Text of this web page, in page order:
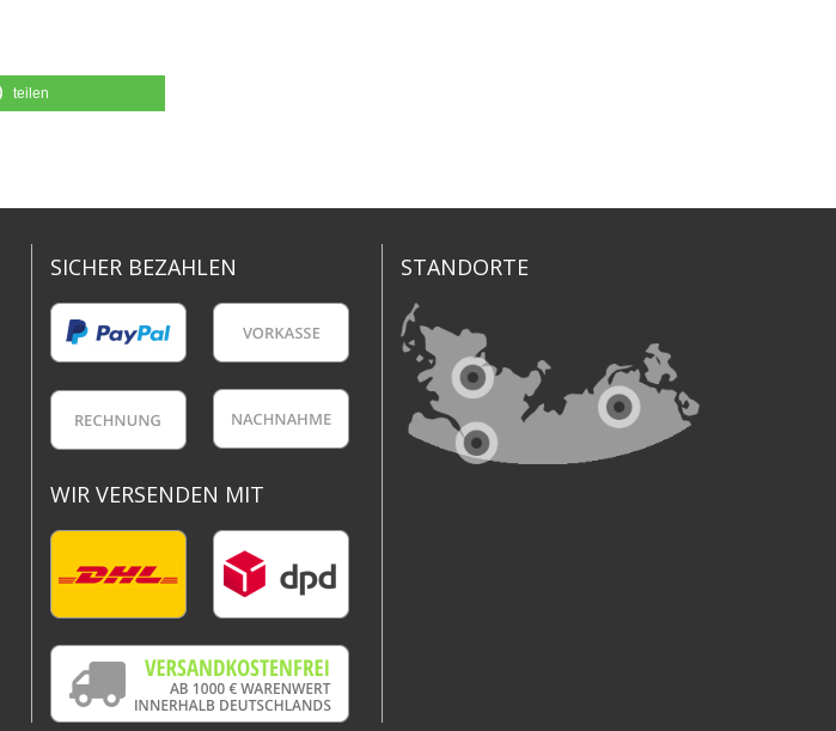
teilen
SICHER BEZAHLEN
WIR VERSENDEN MIT
STANDORTE